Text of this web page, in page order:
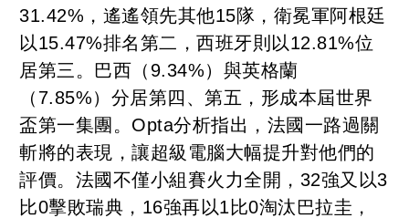
31.42%，遙遙領先其他15隊，衛冕軍阿根廷
以15.47%排名第二，西班牙則以12.81%位
居第三。巴西（9.34%）與英格蘭
（7.85%）分居第四、第五，形成本屆世界
盃第一集團。Opta分析指出，法國一路過關
斬將的表現，讓超級電腦大幅提升對他們的
評價。法國不僅小組賽火力全開，32強又以3
比0擊敗瑞典，16強再以1比0淘汰巴拉圭，